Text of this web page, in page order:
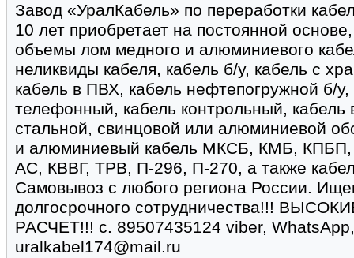
Завод «УралКабель» по переработки
10 лет приобретает на постоянной
объемы лом медного и алюминиевого
неликвиды кабеля, кабель б/у, кабель с
кабель в ПВХ, кабель нефтепогружной б/
телефонный, кабель контрольный, кабель
стальной, свинцовой или алюминиевой
и алюминиевый кабель МКСБ, КМБ,
АС, КВВГ, ТРВ, П-296, П-270, а также
Самовывоз с любого региона России.
долгосрочного сотрудничества!!!
РАСЧЕТ!!! с. 89507435124 viber,
uralkabel174@mail.ru